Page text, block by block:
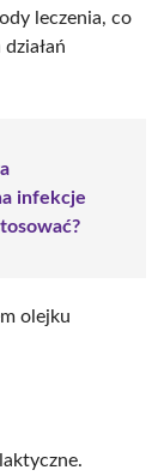
leczenia, co
infekcje
olejku